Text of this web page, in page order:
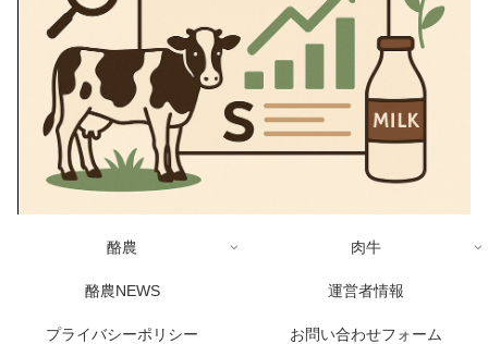
酪農 肉牛
酪農NEWS 運営者情報
プライバシーポリシー お問い合わせフォーム